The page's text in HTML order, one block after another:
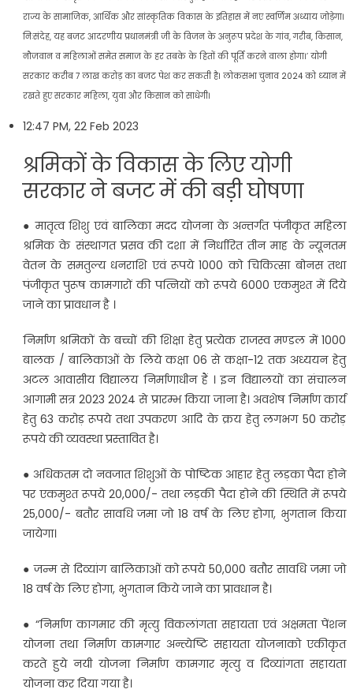
राज्य के सामाजिक, आर्थिक और सांस्कृतिक विकास के इतिहास में नए स्वर्णिम अध्याय जोड़ेगा।
निःसंदेह, यह बजट आदरणीय प्रधानमंत्री जी के विजन के अनुरूप प्रदेश के गांव, गरीब, किसान,
नौजवान व महिलाओं समेत समाज के हर तबके के हितों की पूर्ति करने वाला होगा।’ योगी
सरकार करीब 7 लाख करोड़ का बजट पेश कर सकती है। लोकसभा चुनाव 2024 को ध्‍यान में
रखते हुए सरकार मह‍िला, युवा और क‍िसान को साधेगी।
12:47 PM, 22 Feb 2023
श्रमिकों के व‍िकास के ल‍िए योगी
सरकार ने बजट में की बड़ी घोषणा
● मातृत्व शिशु एवं बालिका मदद योजना के अन्तर्गत पंजीकृत महिला
श्रमिक के संस्थागत प्रसव की दशा में निर्धारित तीन माह के न्यूनतम
वेतन के समतुल्य धनराशि एवं रूपये 1000 को चिकित्सा बोनस तथा
पंजीकृत पुरूष कामगारों की पत्नियों को रूपये 6000 एकमुश्त में दिये
जाने का प्रावधान है ।
निर्माण श्रमिकों के बच्चों की शिक्षा हेतु प्रत्येक राजस्व मण्डल में 1000
बालक / बालिकाओं के लिये कक्षा 06 से कक्षा-12 तक अध्ययन हेतु
अटल आवासीय विद्यालय निर्माणाधीन हैं । इन विद्यालयों का संचालन
आगामी सत्र 2023 2024 से प्रारम्भ किया जाना है। अवशेष निर्माण कार्य
हेतु 63 करोड़ रूपये तथा उपकरण आदि के क्रय हेतु लगभग 50 करोड़
रूपये की व्यवस्था प्रस्तावित है।
● अधिकतम दो नवजात शिशुओं के पोष्टिक आहार हेतु लड़का पैदा होने
पर एकमुश्त रूपये 20,000/- तथा लड़की पैदा होने की स्थिति में रूपये
25,000/- बतौर सावधि जमा जो 18 वर्ष के लिए होगा, भुगतान किया
जायेगा।
● जन्म से दिव्यांग बालिकाओं को रूपये 50,000 बतौर सावधि जमा जो
18 वर्ष के लिए होगा, भुगतान किये जाने का प्रावधान है।
● “निर्माण कागमार की मृत्यु विकलांगता सहायता एवं अक्षमता पेंशन
योजना तथा निर्माण कामगार अन्त्येष्टि सहायता योजनाको एकीकृत
करते हुये नयी योजना निर्माण कामगार मृत्यु व दिव्यांगता सहायता
योजना कर दिया गया है।